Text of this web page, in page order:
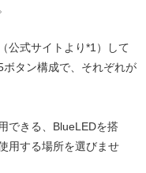
（公式サイトより*1）して
タン構成で、それぞれが
できる、BlueLEDを搭
用する場所を選びませ